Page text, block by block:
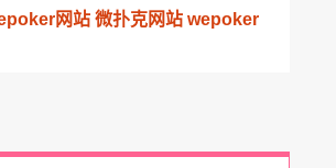
网站 微扑克网站 wepoker